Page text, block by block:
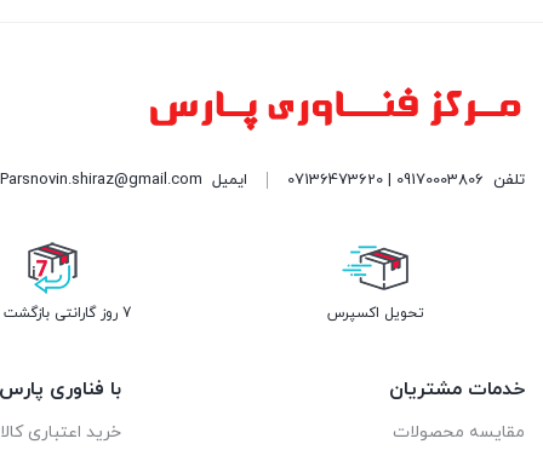
مسترتک | MasterTech
هارمن کاردن | Harman kardon
هایک ویژن | HIKVISION
تلفن 09170003806 | 07136473620 ایمیل Parsnovin.shiraz@gmail.com| نشانی: شیراز - خیابان ملاصدرا مرکز کامپیوتر پارس (PC CENTER) طبقه همکف واحد 109| فروشگاه پارس نوین
تحویل اکسپرس 7 روز گارانتی بازگشت وجه
خدمات مشتریان
مقایسه محصولات
با فناوری پارس
خرید اعتباری